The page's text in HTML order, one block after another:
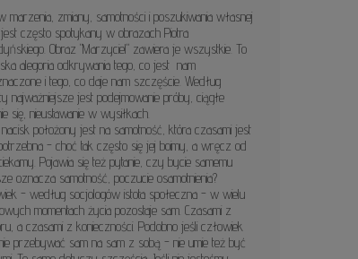
marzenia, zmiany, samotności i poszukiwania własnej
często spotykany w obrazach Piotra
Obraz "Marzyciel" zawiera je wszystkie. To
alegoria odkrywania tego, co jest nam
i tego, co daje nam szczęście. Według
najważniejsze jest podejmowanie próby, ciągłe
się, nieustawanie w wysiłkach.
położony jest na samotność, która czasami jest
- choć tak często się jej boimy, a wręcz od
Pojawia się też pytanie, czy bycie samemu
oznacza samotność, poczucie osamotnienia?
- według socjologów istota społeczna - w wielu
momentach życia pozostaje sam. Czasami z
a czasami z konieczności. Podobno jeśli człowiek
przebywać sam na sam z sobą - nie umie też być